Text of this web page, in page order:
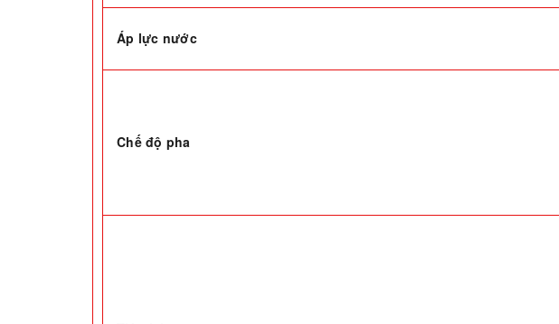
Áp lực nước
Chế độ pha